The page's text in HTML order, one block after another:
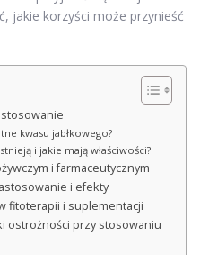
jakie korzyści może przynieść
kwasu jabłkowego?
i jakie mają właściwości?
i farmaceutycznym
i efekty
fitoterapii i suplementacji
ostrożności przy stosowaniu